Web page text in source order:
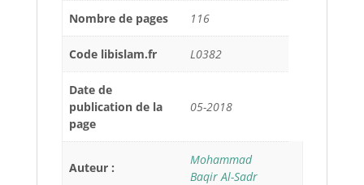
Nombre de pages 116
Code libislam.fr L0382
Date de
publication de la
page
05-2018
Auteur :
Mohammad
Baqir Al-Sadr